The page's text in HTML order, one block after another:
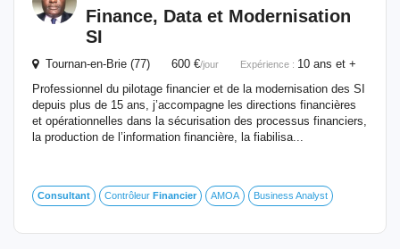
Finance, Data et Modernisation
SI
Tournan-en-Brie (77) 600 €/jour Expérience : 10 ans et +
Professionnel du pilotage financier et de la modernisation des SI
depuis plus de 15 ans, j’accompagne les directions financières
et opérationnelles dans la sécurisation des processus financiers,
la production de l’information financière, la fiabilisa...
Consultant Contrôleur Financier AMOA Business Analyst